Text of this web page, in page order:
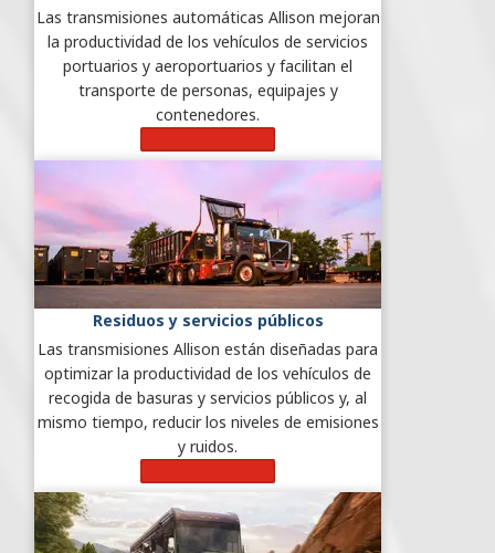
Las transmisiones automáticas Allison mejoran
la productividad de los vehículos de servicios
portuarios y aeroportuarios y facilitan el
transporte de personas, equipajes y
contenedores.
Residuos y servicios públicos
Las transmisiones Allison están diseñadas para
optimizar la productividad de los vehículos de
recogida de basuras y servicios públicos y, al
mismo tiempo, reducir los niveles de emisiones
y ruidos.